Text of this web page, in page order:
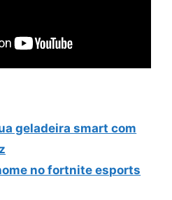
geladeira smart com
no fortnite esports